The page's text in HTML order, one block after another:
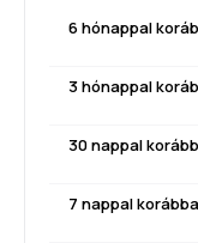
6 hónappal
3 hónappal
30 nappal
7 nappal